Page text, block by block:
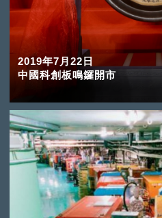
2019年7月22日
中國科創板鳴鑼開市